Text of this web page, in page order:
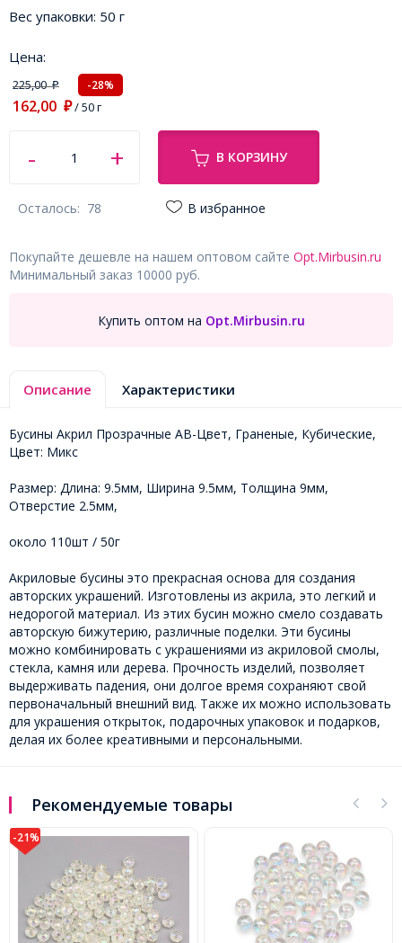
Вес упаковки: 50 г
Цена:
225,00₽ -28%
162,00 ₽/ 50 г
В КОРЗИНУ
Осталось: 78 В избранное
Покупайте дешевле на нашем оптовом сайте Opt.Mirbusin.ru
Минимальный заказ 10000 руб.
Купить оптом на Opt.Mirbusin.ru
Описание Характеристики
Бусины Акрил Прозрачные АВ-Цвет, Граненые, Кубические,
Цвет: Микс
Размер: Длина: 9.5мм, Ширина 9.5мм, Толщина 9мм,
Отверстие 2.5мм,
около 110шт / 50г
Акриловые бусины это прекрасная основа для создания
авторских украшений. Изготовлены из акрила, это легкий и
недорогой материал. Из этих бусин можно смело создавать
авторскую бижутерию, различные поделки. Эти бусины
можно комбинировать с украшениями из акриловой смолы,
стекла, камня или дерева. Прочность изделий, позволяет
выдерживать падения, они долгое время сохраняют свой
первоначальный внешний вид. Также их можно использовать
для украшения открыток, подарочных упаковок и подарков,
делая их более креативными и персональными.
Рекомендуемые товары
-21%